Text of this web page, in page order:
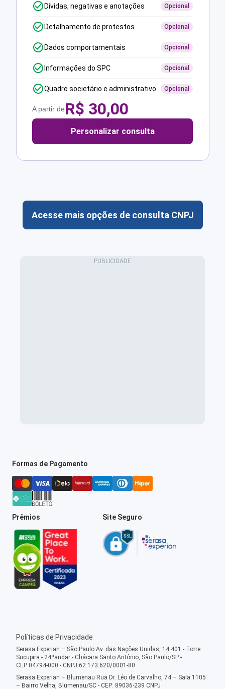
Dívidas, negativas e anotações Opcional
Detalhamento de protestos Opcional
Dados comportamentais Opcional
Informações do SPC Opcional
Quadro societário e administrativo Opcional
A partir deR$ 30,00
Personalizar consulta
Acesse mais opções de consulta CNPJ
Formas de Pagamento
Prêmios Site Seguro
Políticas de Privacidade
Serasa Experian – São Paulo Av. das Nações Unidas, 14.401 - Torre
Sucupira - 24ºandar - Chácara Santo Antônio, São Paulo/SP -
CEP:04794-000 - CNPJ 62.173.620/0001-80
Serasa Experian – Blumenau Rua Dr. Léo de Carvalho, 74 – Sala 1105
– Bairro Velha, Blumenau/SC - CEP: 89036-239 CNPJ